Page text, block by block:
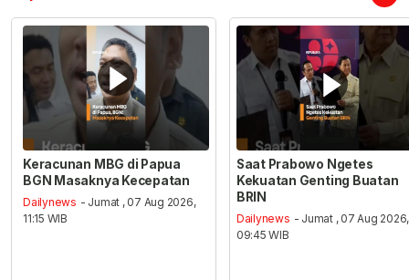
Keracunan MBG di Papua
BGN Masaknya Kecepatan
Dailynews - Jumat , 07 Aug 2026,
11:15 WIB
Saat Prabowo Ngetes
Kekuatan Genting Buatan
BRIN
Dailynews - Jumat , 07 Aug 2026,
09:45 WIB